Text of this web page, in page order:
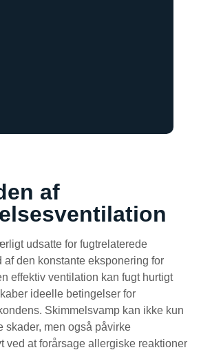
af
udsatte for fugtrelaterede
af den konstante eksponering for
effektiv ventilation kan fugt hurtigt
ideelle betingelser for
Skimmelsvamp kan ikke kun
skader, men også påvirke
ved at forårsage allergiske reaktioner